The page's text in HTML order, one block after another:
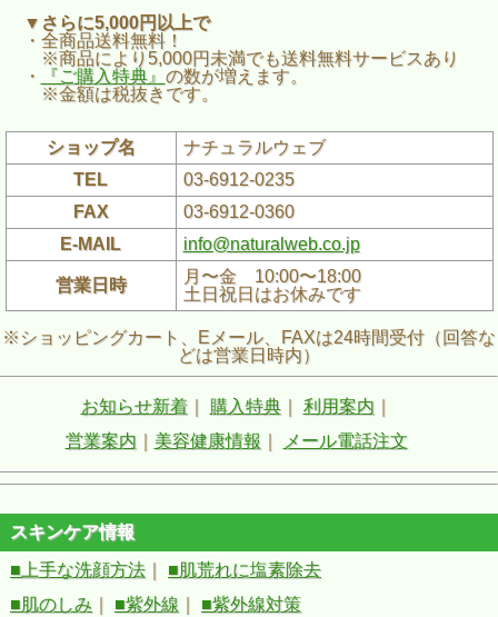
▼さらに5,000円以上で
・全商品送料無料！
※商品により5,000円未満でも送料無料サービスあり
・
『ご購入特典』 の数が増えます。
※金額は税抜きです。
ショップ名
ナチュラルウェブ
TEL
03-6912-0235
FAX
03-6912-0360
E-MAIL
info@naturalweb.co.jp
営業日時
月〜金 10:00〜18:00
土日祝日はお休みです
※ショッピングカート、Eメール、FAXは24時間受付（回答な
どは営業日時内）
お知らせ新着｜ 購入特典｜ 利用案内
営業案内
美容健康情報 メール電話注文
スキンケア情報
■上手な洗顔方法
■肌荒れに塩素除去
■肌のしみ
■紫外線
■紫外線対策